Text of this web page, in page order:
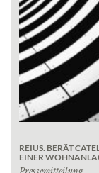
REIUS. BERÄT
EINER